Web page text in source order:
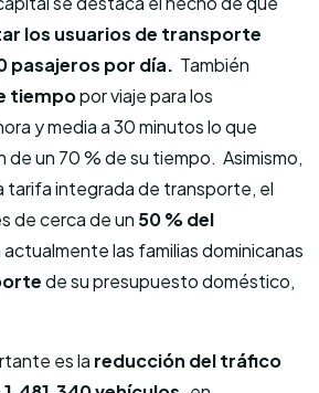
los usuarios de transporte
pasajeros por día. También
tiempopor viaje para los
y media a 30 minutos lo que
de un 70 % de su tiempo. Asimismo,
tarifa integrada de transporte, el
de cerca de un 50 % del
las familias dominicanas
de su presupuesto doméstico,
es la reducción del tráfico